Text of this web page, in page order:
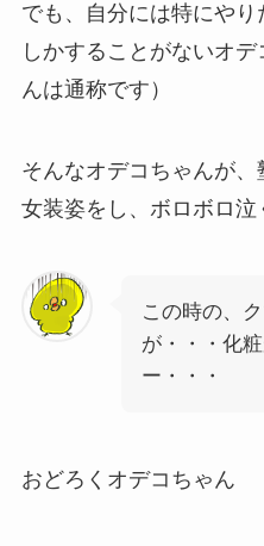
でも、自分には特にや
しかすることがないオ
んは通称です）
そんなオデコちゃんが
女装姿をし、ボロボロ泣
この時の、
が・・・化
ー・・・
おどろくオデコちゃん